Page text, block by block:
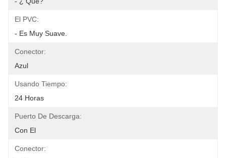
El PVC:
- Es Muy Suave.
Conector:
Azul
Usando Tiempo:
24 Horas
Puerto De Descarga:
Con El
Conector: